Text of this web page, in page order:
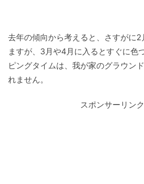
去年の傾向から考えると、さすがに2
ますが、3月や4月に入るとすぐに色
ピングタイムは、我が家のグラウン
れません。
スポンサーリンク